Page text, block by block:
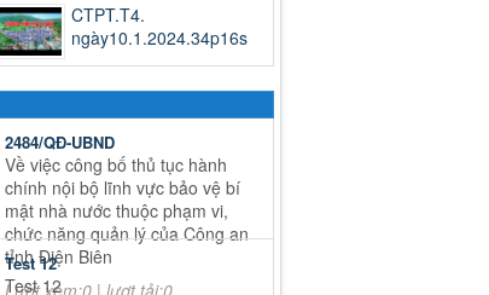
CTPT.T4.
ngày10.1.2024.34p16s
2484/QĐ-UBND
Về việc công bố thủ tục hành
chính nội bộ lĩnh vực bảo vệ bí
mật nhà nước thuộc phạm vi,
chức năng quản lý của Công an
tỉnh Điện Biên
Test 12
Test 12